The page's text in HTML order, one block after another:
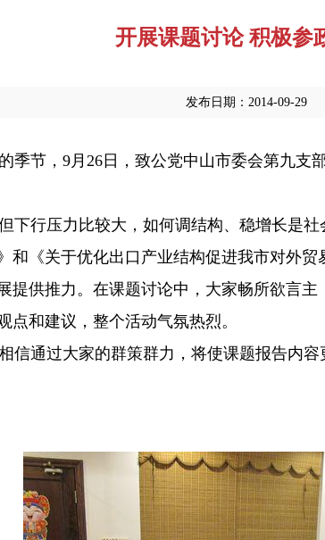
开展课题讨论 积极参
发布日期：2014-09-29
节，9月26日，致公党中山市委会第九支
行压力比较大，如何调结构、稳增长是
和《关于优化出口产业结构促进我市对外
提供推力。在课题讨论中，大家畅所欲言
和建议，整个活动气氛热烈。
通过大家的群策群力，将使课题报告内容